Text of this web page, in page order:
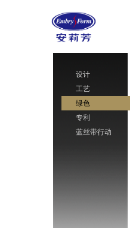
设计
工艺
绿色
专利
蓝丝带行动